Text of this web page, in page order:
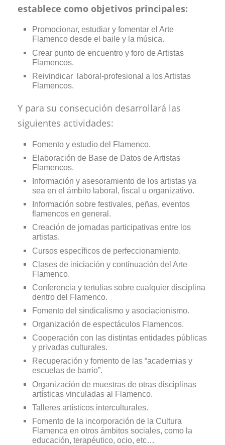
establece como objetivos principales:
Promocionar, estudiar y fomentar el Arte
Flamenco desde el baile y la música.
Crear punto de encuentro y foro de Artistas
Flamencos.
Reivindicar laboral-profesional a los Artistas
Flamencos.
Y para su consecución desarrollará las
siguientes actividades:
Fomento y estudio del Flamenco.
Elaboración de Base de Datos de Artistas
Flamencos.
Información y asesoramiento de los artistas ya
sea en el ámbito laboral, fiscal u organizativo.
Información sobre festivales, peñas, eventos
flamencos en general.
Creación de jornadas participativas entre los
artistas.
Cursos específicos de perfeccionamiento.
Clases de iniciación y continuación del Arte
Flamenco.
Conferencia y tertulias sobre cualquier disciplina
dentro del Flamenco.
Fomento del sindicalismo y asociacionismo.
Organización de espectáculos Flamencos.
Cooperación con las distintas entidades públicas
y privadas culturales.
Recuperación y fomento de las “academias y
escuelas de barrio”.
Organización de muestras de otras disciplinas
artísticas vinculadas al Flamenco.
Talleres artísticos interculturales.
Fomento de la incorporación de la Cultura
Flamenca en otros ámbitos sociales, como la
educación, terapéutico, ocio, etc…